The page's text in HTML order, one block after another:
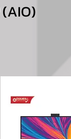
(AIO)